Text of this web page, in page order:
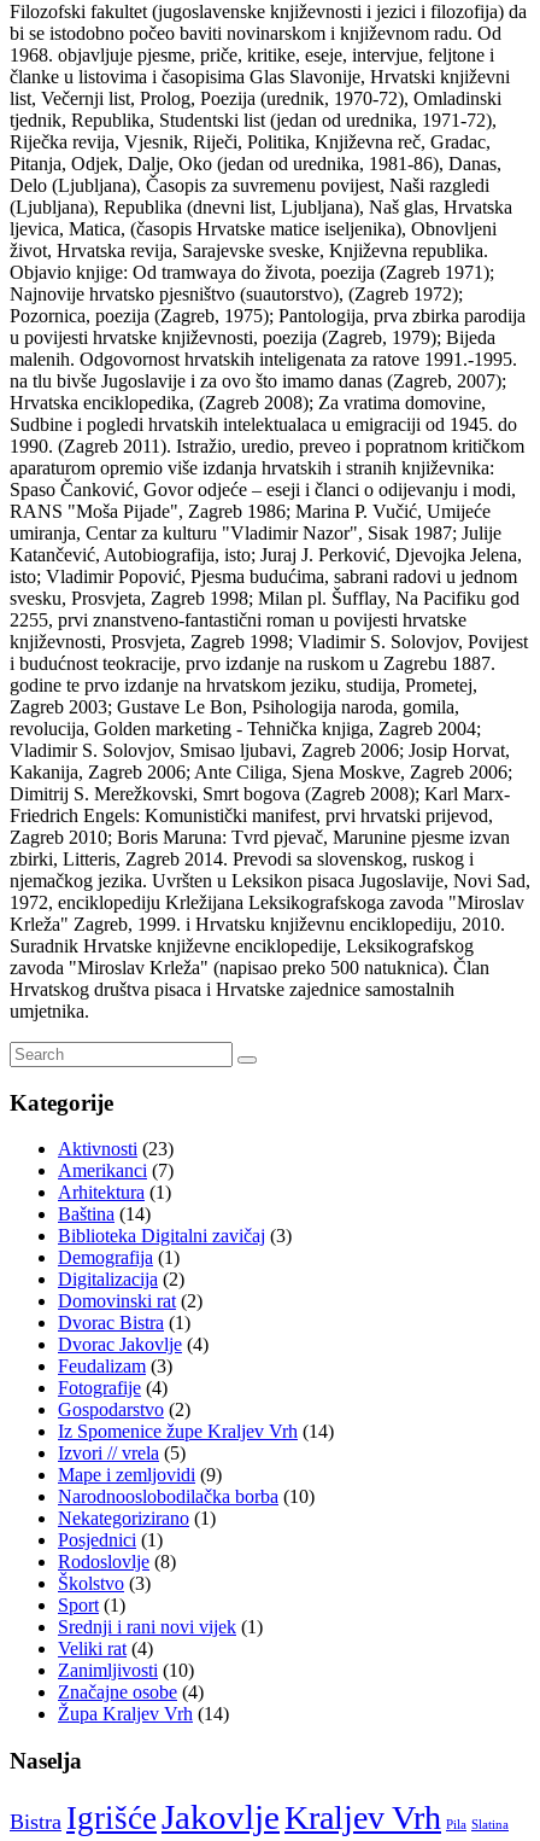
Filozofski fakultet (jugoslavenske književnosti i jezici i filozofija) da
bi se istodobno počeo baviti novinarskom i književnom radu. Od
1968. objavljuje pjesme, priče, kritike, eseje, intervjue, feljtone i
članke u listovima i časopisima Glas Slavonije, Hrvatski književni
list, Večernji list, Prolog, Poezija (urednik, 1970-72), Omladinski
tjednik, Republika, Studentski list (jedan od urednika, 1971-72),
Riječka revija, Vjesnik, Riječi, Politika, Književna reč, Gradac,
Pitanja, Odjek, Dalje, Oko (jedan od urednika, 1981-86), Danas,
Delo (Ljubljana), Časopis za suvremenu povijest, Naši razgledi
(Ljubljana), Republika (dnevni list, Ljubljana), Naš glas, Hrvatska
ljevica, Matica, (časopis Hrvatske matice iseljenika), Obnovljeni
život, Hrvatska revija, Sarajevske sveske, Književna republika.
Objavio knjige: Od tramwaya do života, poezija (Zagreb 1971);
Najnovije hrvatsko pjesništvo (suautorstvo), (Zagreb 1972);
Pozornica, poezija (Zagreb, 1975); Pantologija, prva zbirka parodija
u povijesti hrvatske književnosti, poezija (Zagreb, 1979); Bijeda
malenih. Odgovornost hrvatskih inteligenata za ratove 1991.-1995.
na tlu bivše Jugoslavije i za ovo što imamo danas (Zagreb, 2007);
Hrvatska enciklopedika, (Zagreb 2008); Za vratima domovine,
Sudbine i pogledi hrvatskih intelektualaca u emigraciji od 1945. do
1990. (Zagreb 2011). Istražio, uredio, preveo i popratnom kritičkom
aparaturom opremio više izdanja hrvatskih i stranih književnika:
Spaso Čanković, Govor odjeće – eseji i članci o odijevanju i modi,
RANS "Moša Pijade", Zagreb 1986; Marina P. Vučić, Umijeće
umiranja, Centar za kulturu "Vladimir Nazor", Sisak 1987; Julije
Katančević, Autobiografija, isto; Juraj J. Perković, Djevojka Jelena,
isto; Vladimir Popović, Pjesma budućima, sabrani radovi u jednom
svesku, Prosvjeta, Zagreb 1998; Milan pl. Šufflay, Na Pacifiku god
2255, prvi znanstveno-fantastični roman u povijesti hrvatske
književnosti, Prosvjeta, Zagreb 1998; Vladimir S. Solovjov, Povijest
i budućnost teokracije, prvo izdanje na ruskom u Zagrebu 1887.
godine te prvo izdanje na hrvatskom jeziku, studija, Prometej,
Zagreb 2003; Gustave Le Bon, Psihologija naroda, gomila,
revolucija, Golden marketing - Tehnička knjiga, Zagreb 2004;
Vladimir S. Solovjov, Smisao ljubavi, Zagreb 2006; Josip Horvat,
Kakanija, Zagreb 2006; Ante Ciliga, Sjena Moskve, Zagreb 2006;
Dimitrij S. Merežkovski, Smrt bogova (Zagreb 2008); Karl Marx-
Friedrich Engels: Komunistički manifest, prvi hrvatski prijevod,
Zagreb 2010; Boris Maruna: Tvrd pjevač, Marunine pjesme izvan
zbirki, Litteris, Zagreb 2014. Prevodi sa slovenskog, ruskog i
njemačkog jezika. Uvršten u Leksikon pisaca Jugoslavije, Novi Sad,
1972, enciklopediju Krležijana Leksikografskoga zavoda "Miroslav
Krleža" Zagreb, 1999. i Hrvatsku književnu enciklopediju, 2010.
Suradnik Hrvatske književne enciklopedije, Leksikografskog
zavoda "Miroslav Krleža" (napisao preko 500 natuknica). Član
Hrvatskog društva pisaca i Hrvatske zajednice samostalnih
umjetnika.
Kategorije
Aktivnosti (23)
Amerikanci (7)
Arhitektura (1)
Baština (14)
Biblioteka Digitalni zavičaj (3)
Demografija (1)
Digitalizacija (2)
Domovinski rat (2)
Dvorac Bistra (1)
Dvorac Jakovlje (4)
Feudalizam (3)
Fotografije (4)
Gospodarstvo (2)
Iz Spomenice župe Kraljev Vrh (14)
Izvori // vrela (5)
Mape i zemljovidi (9)
Narodnooslobodilačka borba (10)
Nekategorizirano (1)
Posjednici (1)
Rodoslovlje (8)
Školstvo (3)
Sport (1)
Srednji i rani novi vijek (1)
Veliki rat (4)
Zanimljivosti (10)
Značajne osobe (4)
Župa Kraljev Vrh (14)
Naselja
Bistra IgrišćeJakovljeKraljev Vrh Pila Slatina